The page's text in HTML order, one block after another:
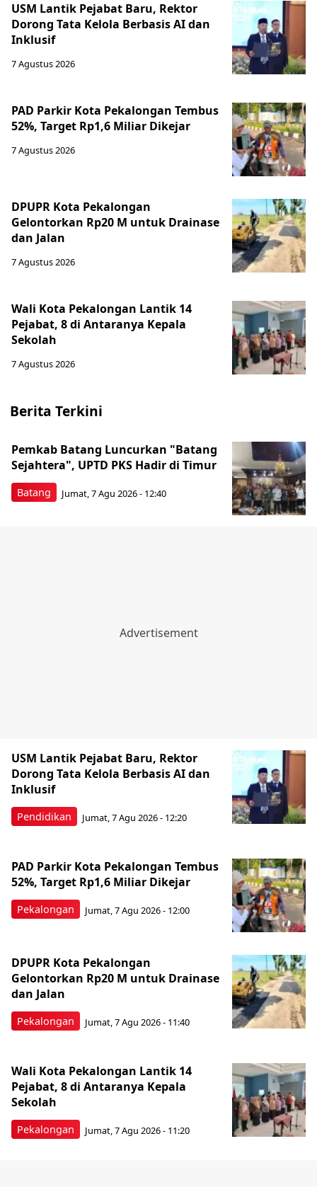
USM Lantik Pejabat Baru, Rektor
Dorong Tata Kelola Berbasis AI dan
Inklusif
7 Agustus 2026
PAD Parkir Kota Pekalongan Tembus
52%, Target Rp1,6 Miliar Dikejar
7 Agustus 2026
DPUPR Kota Pekalongan
Gelontorkan Rp20 M untuk Drainase
dan Jalan
7 Agustus 2026
Wali Kota Pekalongan Lantik 14
Pejabat, 8 di Antaranya Kepala
Sekolah
7 Agustus 2026
Berita Terkini
Batang
Pemkab Batang Luncurkan "Batang
Sejahtera", UPTD PKS Hadir di Timur
Jumat, 7 Agu 2026 - 12:40
Pendidikan
USM Lantik Pejabat Baru, Rektor
Dorong Tata Kelola Berbasis AI dan
Inklusif
Jumat, 7 Agu 2026 - 12:20
Pekalongan
PAD Parkir Kota Pekalongan Tembus
52%, Target Rp1,6 Miliar Dikejar
Jumat, 7 Agu 2026 - 12:00
Pekalongan
DPUPR Kota Pekalongan
Gelontorkan Rp20 M untuk Drainase
dan Jalan
Jumat, 7 Agu 2026 - 11:40
Pekalongan
Wali Kota Pekalongan Lantik 14
Pejabat, 8 di Antaranya Kepala
Sekolah
Jumat, 7 Agu 2026 - 11:20